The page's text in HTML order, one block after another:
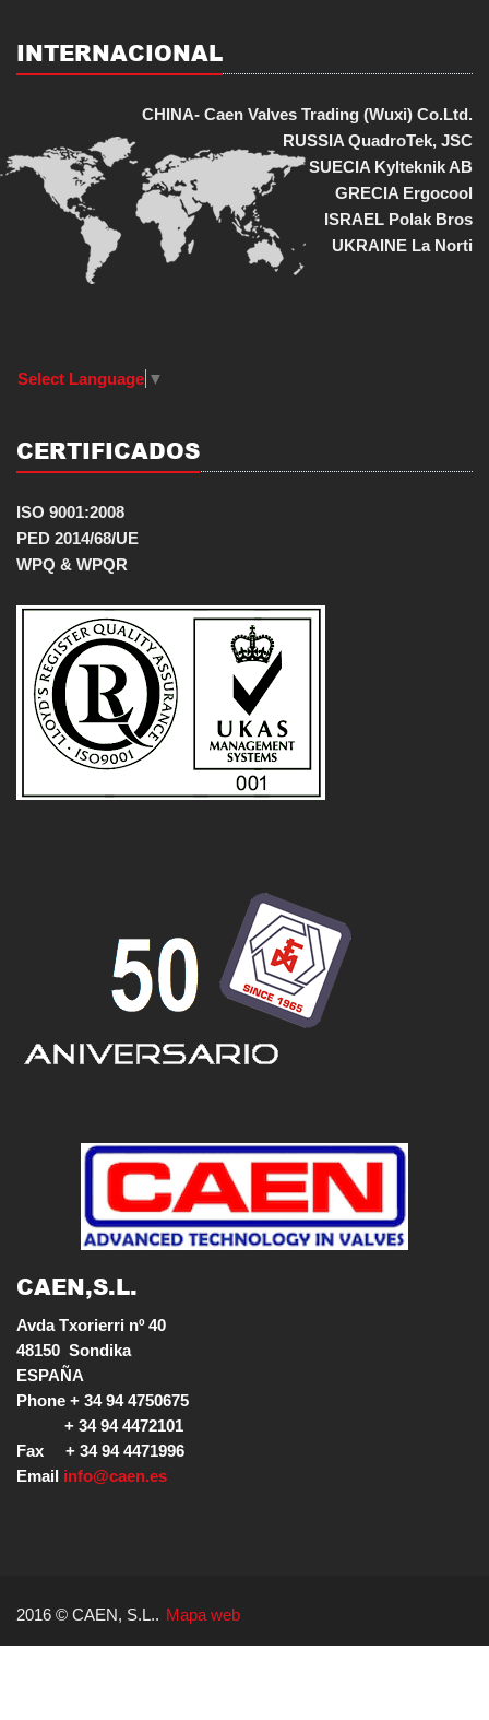
INTERNACIONAL
CHINA- Caen Valves Trading (Wuxi) Co.Ltd.
RUSSIA QuadroTek, JSC
SUECIA Kylteknik AB
GRECIA Ergocool
ISRAEL Polak Bros
UKRAINE La Norti
Select Language ▼
CERTIFICADOS
ISO 9001:2008
PED 2014/68/UE
WPQ & WPQR
CAEN,S.L.
Avda Txorierri nº 40
48150  Sondika
ESPAÑA
Phone + 34 94 4750675
+ 34 94 4472101
Fax     + 34 94 4471996
Email info@caen.es
2016 © CAEN, S.L.. Mapa web